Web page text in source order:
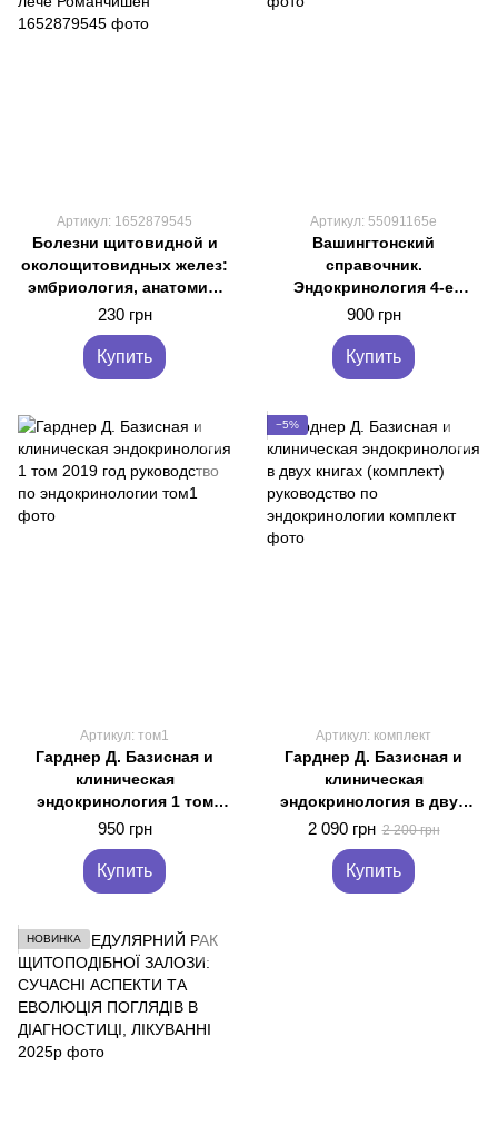
Артикул: 1652879545
Болезни щитовидной и
околощитовидных желез:
эмбриология, анатомия,
этиопатогенез,
диагностика, лече
Романчишен
230 грн
Купить
Артикул: 55091165е
Вашингтонский
справочник.
Эндокринология 4-е
издание Барански Т.Дж.
Макгилл Дж.Б.
900 грн
Купить
Артикул: том1
Гарднер Д. Базисная и
клиническая
эндокринология 1 том
2019 год руководство по
эндокринологии
950 грн
Купить
−5%
Артикул: комплект
Гарднер Д. Базисная и
клиническая
эндокринология в двух
книгах (комплект)
руководство по
эндокринологии
2 090 грн 2 200 грн
Купить
НОВИНКА